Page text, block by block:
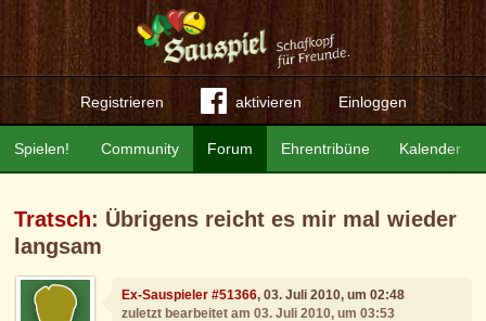
Registrieren aktivieren Einloggen
Community Forum Ehrentribüne Kalender
Spielen!
Tratsch: Übrigens reicht es mir mal wieder
langsam
Ex-Sauspieler #51366, 03. Juli 2010, um 02:48
zuletzt bearbeitet am 03. Juli 2010, um 03:53